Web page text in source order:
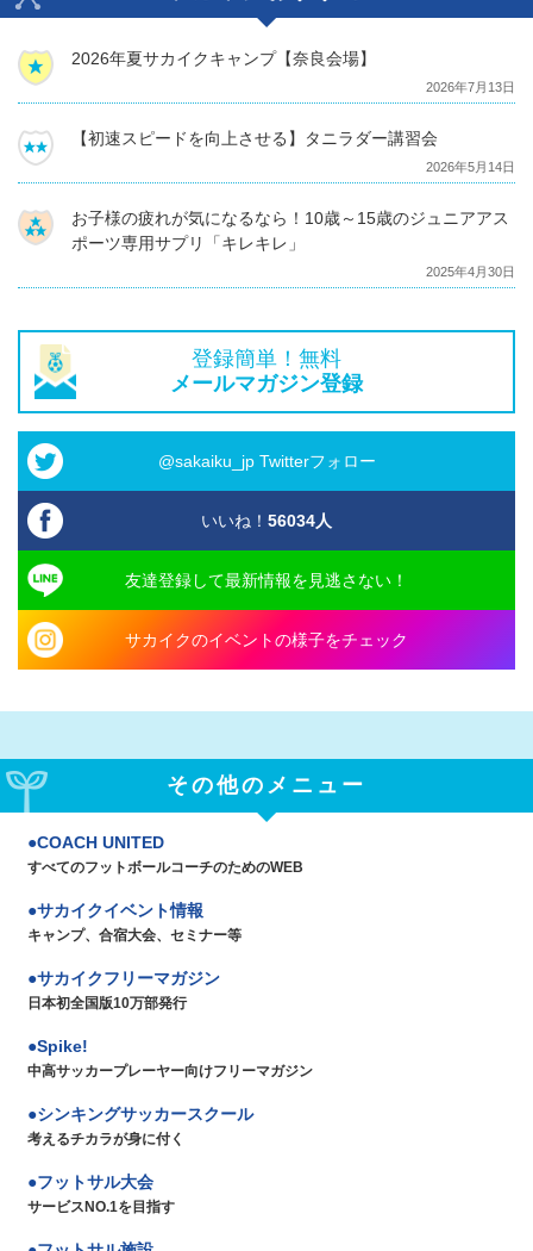
2026年夏サカイクキャンプ【奈良会場】
2026年7月13日
【初速スピードを向上させる】タニラダー講習会
2026年5月14日
お子様の疲れが気になるなら！10歳～15歳のジュニアアス
ポーツ専用サプリ「キレキレ」
2025年4月30日
登録簡単！無料
メールマガジン登録
@sakaiku_jp Twitterフォロー
いいね！ 56034人
友達登録して最新情報を見逃さない！
サカイクのイベントの様子をチェック
その他のメニュー
COACH UNITED
すべてのフットボールコーチのためのWEB
サカイクイベント情報
キャンプ、合宿大会、セミナー等
サカイクフリーマガジン
日本初全国版10万部発行
Spike!
中高サッカープレーヤー向けフリーマガジン
シンキングサッカースクール
考えるチカラが身に付く
フットサル大会
サービスNO.1を目指す